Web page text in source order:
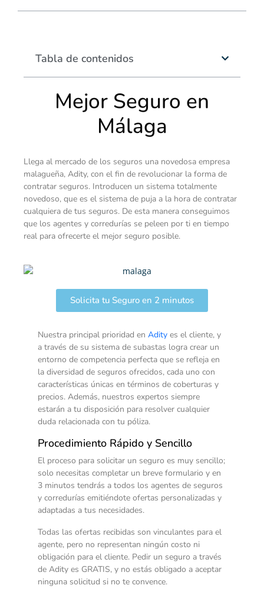
Tabla de contenidos
Mejor Seguro en
Málaga
Llega al mercado de los seguros una novedosa empresa
malagueña, Adity, con el fin de revolucionar la forma de
contratar seguros. Introducen un sistema totalmente
novedoso, que es el sistema de puja a la hora de contratar
cualquiera de tus seguros. De esta manera conseguimos
que los agentes y corredurías se peleen por ti en tiempo
real para ofrecerte el mejor seguro posible.
Solicita tu Seguro en 2 minutos
Nuestra principal prioridad en Adity es el cliente, y
a través de su sistema de subastas logra crear un
entorno de competencia perfecta que se refleja en
la diversidad de seguros ofrecidos, cada uno con
características únicas en términos de coberturas y
precios. Además, nuestros expertos siempre
estarán a tu disposición para resolver cualquier
duda relacionada con tu póliza.
Procedimiento Rápido y Sencillo
El proceso para solicitar un seguro es muy sencillo;
solo necesitas completar un breve formulario y en
3 minutos tendrás a todos los agentes de seguros
y corredurías emitiéndote ofertas personalizadas y
adaptadas a tus necesidades.
Todas las ofertas recibidas son vinculantes para el
agente, pero no representan ningún costo ni
obligación para el cliente. Pedir un seguro a través
de Adity es GRATIS, y no estás obligado a aceptar
ninguna solicitud si no te convence.